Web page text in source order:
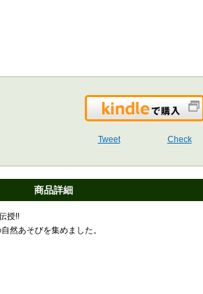
Tweet Check
商品詳細
授!!
然あそびを集めました。